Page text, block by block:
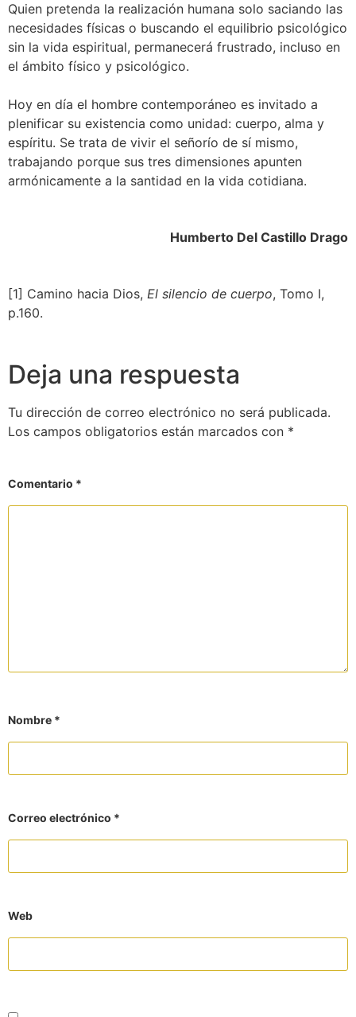
Quien pretenda la realización humana solo saciando las
necesidades físicas o buscando el equilibrio psicológico
sin la vida espiritual, permanecerá frustrado, incluso en
el ámbito físico y psicológico.
Hoy en día el hombre contemporáneo es invitado a
plenificar su existencia como unidad: cuerpo, alma y
espíritu. Se trata de vivir el señorío de sí mismo,
trabajando porque sus tres dimensiones apunten
armónicamente a la santidad en la vida cotidiana.
Humberto Del Castillo Drago
[1] Camino hacia Dios, El silencio de cuerpo, Tomo I,
p.160.
Deja una respuesta
Tu dirección de correo electrónico no será publicada.
Los campos obligatorios están marcados con *
Comentario *
Nombre *
Correo electrónico *
Web